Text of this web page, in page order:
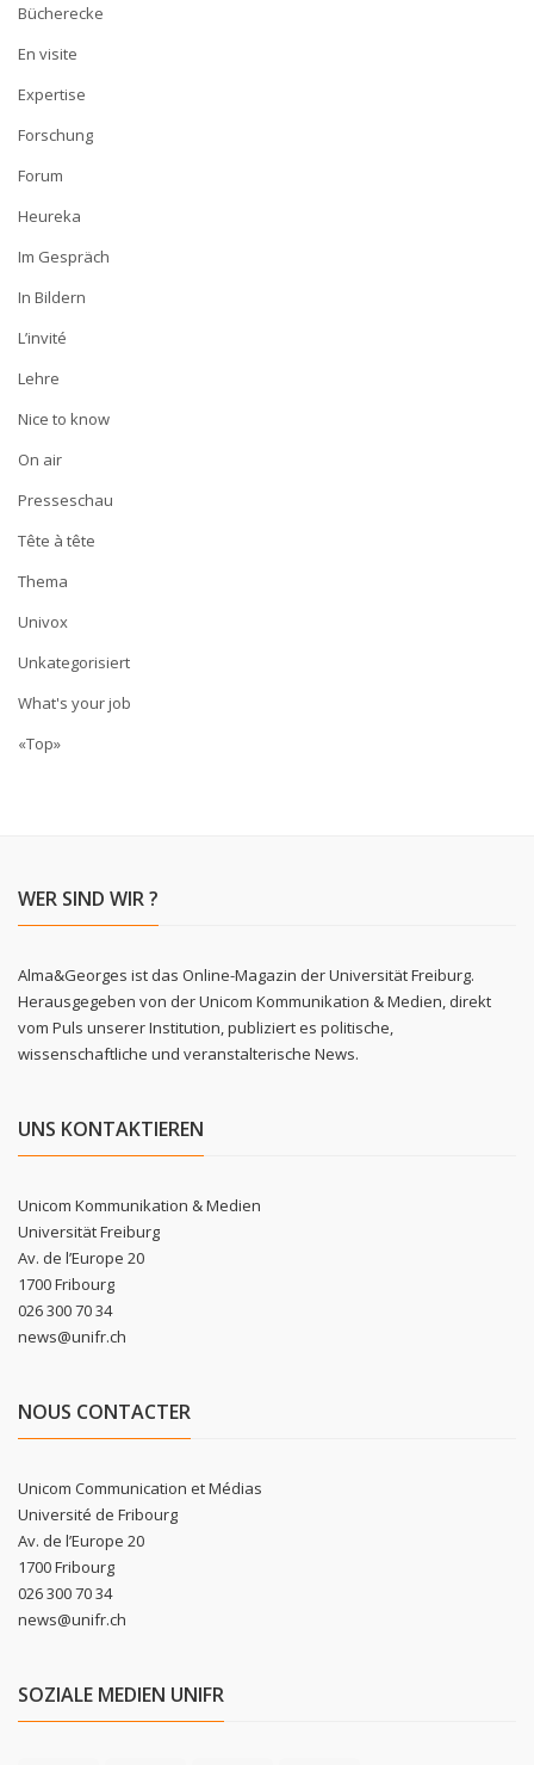
Bücherecke
En visite
Expertise
Forschung
Forum
Heureka
Im Gespräch
In Bildern
L’invité
Lehre
Nice to know
On air
Presseschau
Tête à tête
Thema
Univox
Unkategorisiert
What's your job
«Top»
WER SIND WIR ?
Alma&Georges ist das Online-Magazin der Universität Freiburg.
Herausgegeben von der Unicom Kommunikation & Medien, direkt
vom Puls unserer Institution, publiziert es politische,
wissenschaftliche und veranstalterische News.
UNS KONTAKTIEREN
Unicom Kommunikation & Medien
Universität Freiburg
Av. de l’Europe 20
1700 Fribourg
026 300 70 34
news@unifr.ch
NOUS CONTACTER
Unicom Communication et Médias
Université de Fribourg
Av. de l’Europe 20
1700 Fribourg
026 300 70 34
news@unifr.ch
SOZIALE MEDIEN UNIFR